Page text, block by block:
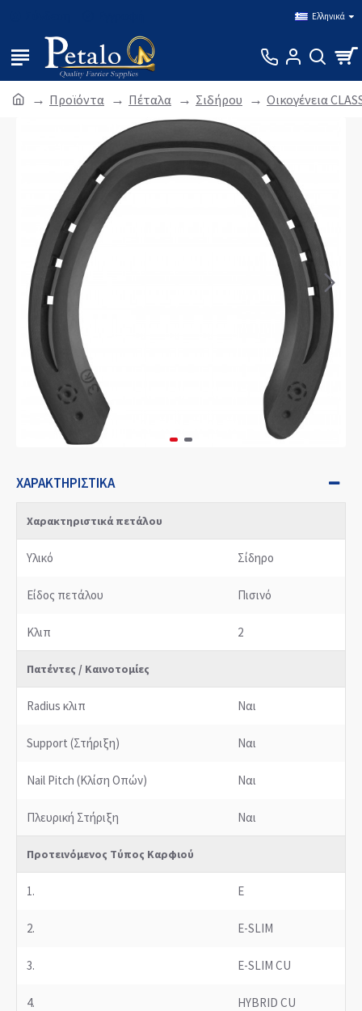
Ελληνικά
Προϊόντα Πέταλα Σιδήρου Οικογένεια
ΧΑΡΑΚΤΗΡΙΣΤΙΚΆ
Χαρακτηριστικά πετάλου
Υλικό Σίδηρο
Είδος πετάλου Πισινό
Κλιπ 2
Πατέντες / Καινοτομίες
Radius κλιπ Ναι
Support (Στήριξη) Ναι
Nail Pitch (Κλίση Οπών) Ναι
Πλευρική Στήριξη Ναι
Προτεινόμενος Τύπος Καρφιού
1. E
2. E-SLIM
3. E-SLIM CU
4. HYBRID CU